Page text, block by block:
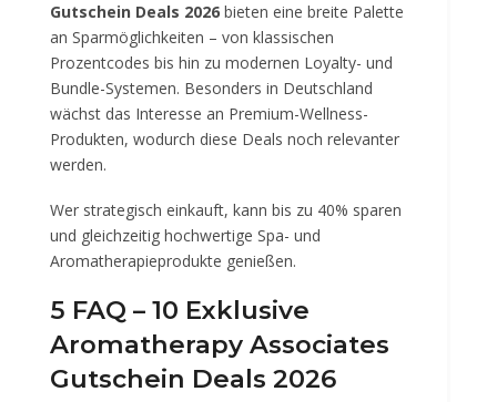
Gutschein Deals 2026 bieten eine breite Palette
an Sparmöglichkeiten – von klassischen
Prozentcodes bis hin zu modernen Loyalty- und
Bundle-Systemen. Besonders in Deutschland
wächst das Interesse an Premium-Wellness-
Produkten, wodurch diese Deals noch relevanter
werden.
Wer strategisch einkauft, kann bis zu 40% sparen
und gleichzeitig hochwertige Spa- und
Aromatherapieprodukte genießen.
5 FAQ – 10 Exklusive
Aromatherapy Associates
Gutschein Deals 2026